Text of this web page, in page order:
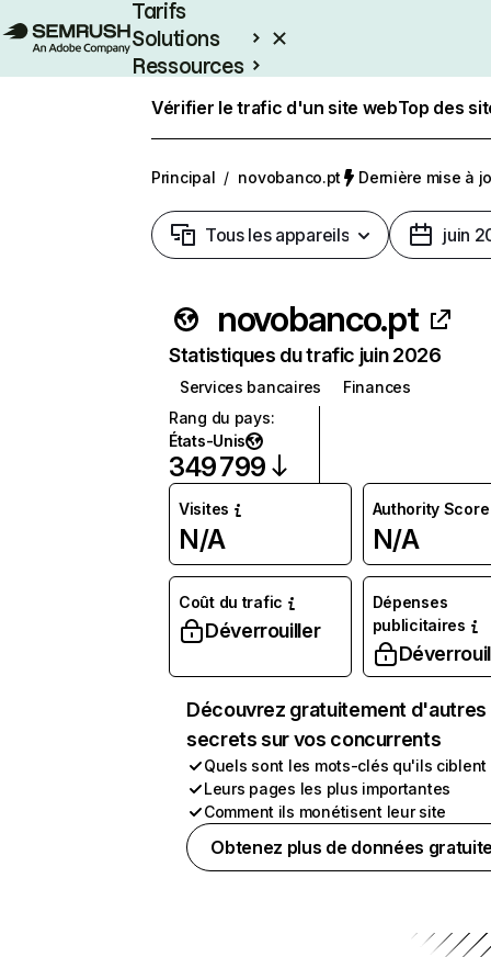
Tarifs
Solutions
Ressources
Vérifier le trafic d'un site webTop des
Principal / novobanco.pt Dernière mise à
Tous les appareils juin
novobanco.pt
Statistiques du trafic juin 2026
Services bancaires
Finances
Rang du pays:
États-Unis
349 799
Visites
N/A
Authority Score
N/A
Coût du trafic
Déverrouiller
Dépenses
publicitaires
Découvrez gratuitement d'autres
secrets sur vos concurrents
Quels sont les mots-clés qu'ils ciblent
Leurs pages les plus importantes
Comment ils monétisent leur site
Obtenez plus de données